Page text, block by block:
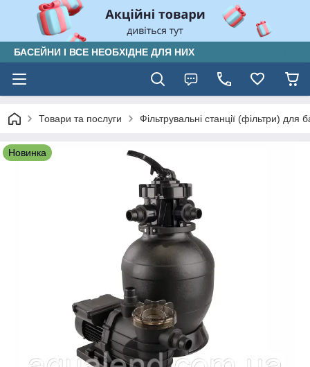
БАСЕЙНИ І ВСЕ НЕОБХІДНЕ ДЛЯ НИХ
Товари та послуги Фільтрувальні станції (фільтри) для
Новинка